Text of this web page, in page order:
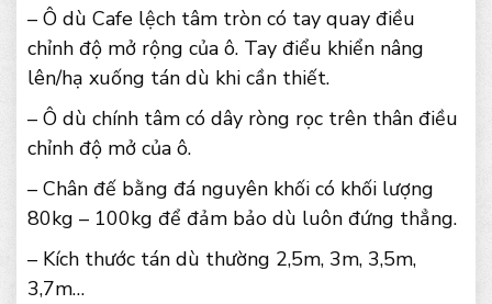
– Ô dù Cafe lệch tâm tròn có tay quay điều
chỉnh độ mở rộng của ô. Tay điểu khiển nâng
lên/hạ xuống tán dù khi cần thiết.
– Ô dù chính tâm có dây ròng rọc trên thân điều
chỉnh độ mở của ô.
– Chân đế bằng đá nguyên khối có khối lượng
80kg – 100kg để đảm bảo dù luôn đứng thẳng.
– Kích thước tán dù thường 2,5m, 3m, 3,5m,
3,7m…